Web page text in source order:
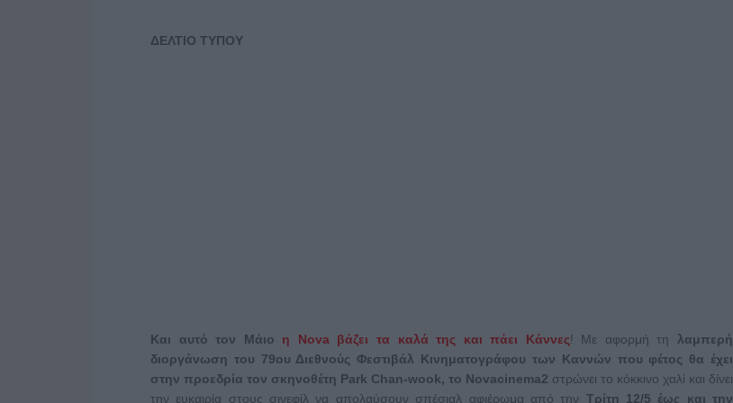
ΔΕΛΤΙΟ ΤΥΠΟΥ
Και αυτό τον Μάιο η Nova βάζει τα καλά της και πάει Κάννες! Με αφορμή τη λαμπερή
διοργάνωση του 79ου Διεθνούς Φεστιβάλ Κινηματογράφου των Καννών που φέτος θα έχει
στην προεδρία τον σκηνοθέτη Park Chan-wook, το Novacinema2 στρώνει το κόκκινο χαλί και δίνει
την ευκαιρία στους σινεφίλ να απολαύσουν σπέσιαλ αφιέρωμα από την Τρίτη 12/5 έως και την